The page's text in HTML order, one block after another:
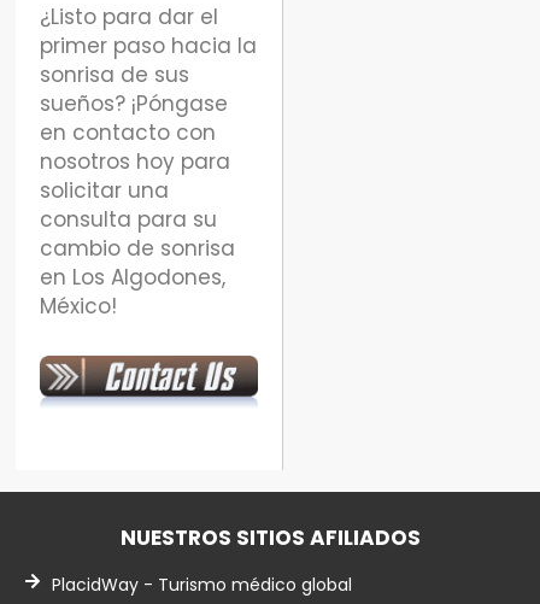
¿Listo para dar el
primer paso hacia la
sonrisa de sus
sueños? ¡Póngase
en contacto con
nosotros hoy para
solicitar una
consulta para su
cambio de sonrisa
en Los Algodones,
México!
NUESTROS SITIOS AFILIADOS
PlacidWay - Turismo médico global